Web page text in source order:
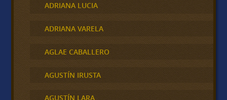
ADRIANA LUCIA
ADRIANA VARELA
AGLAE CABALLERO
AGUSTÍN IRUSTA
AGUSTÍN LARA